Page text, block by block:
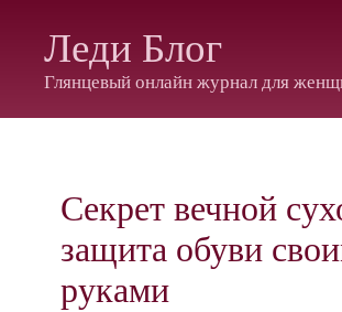
Леди Блог
Глянцевый онлайн журнал для
Секрет вечной
защита обуви
руками